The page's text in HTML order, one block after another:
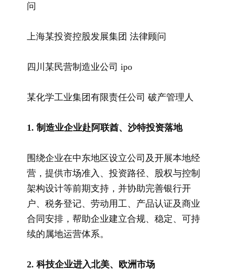
问
上海某投资控股发展集团 法律顾问
四川某民营制造业公司 ipo
某化学工业集团有限责任公司 破产管理人
1. 制造业企业赴阿联酋、沙特投资落地
围绕企业在中东地区设立公司及开展本地经
营，提供市场准入、投资路径、股权与控制
架构设计等前期支持，并协助完善银行开
户、税务登记、劳动用工、产品认证及商业
合同安排，帮助企业建立合规、稳定、可持
续的属地运营体系。
2. 科技企业进入北美、欧洲市场